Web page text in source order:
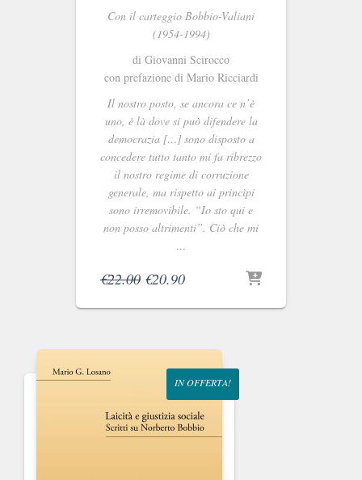
Con il carteggio Bobbio-Valiani
(1954-1994)
di Giovanni Scirocco
con prefazione di Mario Ricciardi
Il nostro posto, se ancora ce n’è
uno, è là dove si può difendere la
democrazia […] sono disposto a
concedere tutto tanto mi fa ribrezzo
il nostro regime di corruzione
generale, ma rispetto ai princìpi
sono irremovibile. “Io sto qui e
non posso altrimenti”. Ciò che mi
…
€22.00 Il
originale
€22.00.
€20.90Il
attuale
€20.90.
IN OFFERTA!